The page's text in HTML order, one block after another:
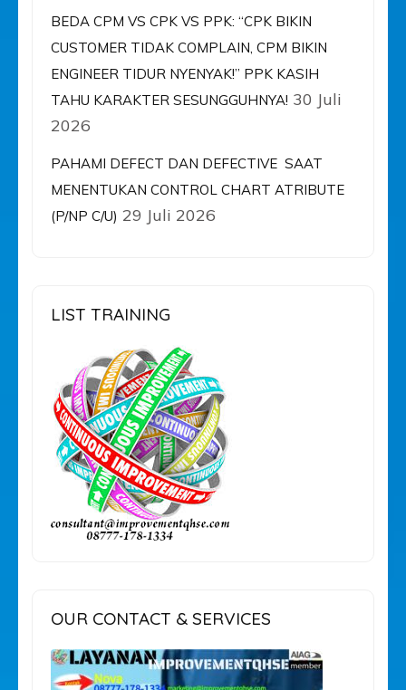
BEDA CPM VS CPK VS PPK: “CPK BIKIN
CUSTOMER TIDAK COMPLAIN, CPM BIKIN
ENGINEER TIDUR NYENYAK!” PPK KASIH
TAHU KARAKTER SESUNGGUHNYA! 30 Juli
2026
PAHAMI DEFECT DAN DEFECTIVE SAAT
MENENTUKAN CONTROL CHART ATRIBUTE
(P/NP C/U) 29 Juli 2026
LIST TRAINING
OUR CONTACT & SERVICES